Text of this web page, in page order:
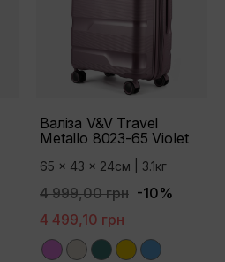
Валіза V&V Travel
Metallo 8023-65 Violet
65 x 43 x 24см | 3.1кг
4 999,00 грн -10%
4 499,10 грн
VioletChampagne
GreenGoldBlue